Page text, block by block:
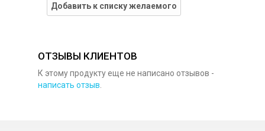
Добавить к списку желаемого
ОТЗЫВЫ КЛИЕНТОВ
К этому продукту еще не написано отзывов -
написать отзыв